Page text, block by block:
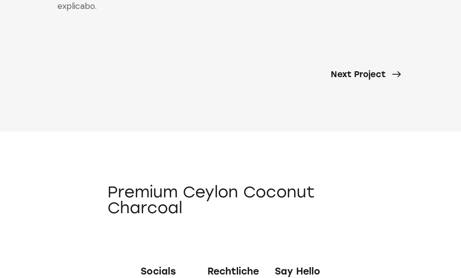
explicabo.
Next Project
Premium Ceylon Coconut
Charcoal
Socials Rechtliche Say Hello